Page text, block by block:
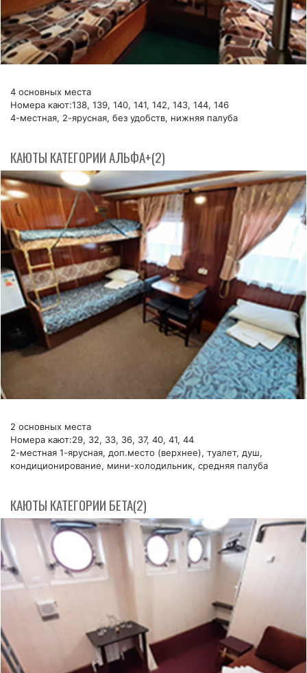
4 основных места
Номера кают:138, 139, 140, 141, 142, 143, 144, 146
4-местная, 2-ярусная, без удобств, нижняя палуба
КАЮТЫ КАТЕГОРИИ АЛЬФА+(2)
2 основных места
Номера кают:29, 32, 33, 36, 37, 40, 41, 44
2-местная 1-ярусная, доп.место (верхнее), туалет, душ,
кондиционирование, мини-холодильник, средняя палуба
КАЮТЫ КАТЕГОРИИ БЕТА(2)